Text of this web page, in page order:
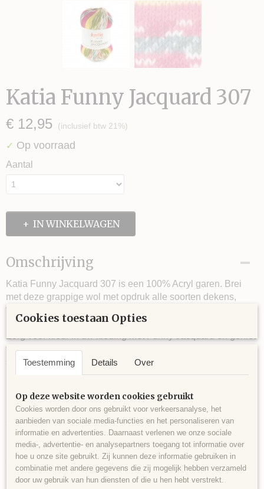
Katia Funny Jacquard 307
€ 12,95 (inclusief btw 21%)
✓ Op voorraad
Aantal
IN WINKELWAGEN
Omschrijving
Katia Funny Jacquard 307 is een 100% Acryl garen. Brei
met deze grappige wol met opdruk alle soorten dekens,
truien voor het hele gezin of accessoires. De jacquard-
motieven komen tijdens het breien vanzelf tevoorschijn.
van het trendy, ongecompliceerde design met opdruk. Met
slechts een bol kunt u al een sjaal breien.
100% Acryl.
200 gram ca. 640 meter.
Naalddikte is 3½ - 4.
Steekverhouding is 23 steken en 30 naalden breien.
Cookies toestaan Opties
Toestemming Details Over
Op deze website worden cookies gebruikt
Cookies worden door ons gebruikt voor verkeersanalyse, het
aanbieden van sociale media-functies en het personaliseren van
informatie en advertenties. Daarnaast verlenen we onze sociale
media-, advertentie- en analysepartners toegang tot informatie over
hoe u onze site gebruikt. Zij kunnen deze informatie gebruiken in
combinatie met andere gegevens die zij mogelijk hebben verzameld
door uw gebruik van hun diensten of die u hen hebt verstrekt.